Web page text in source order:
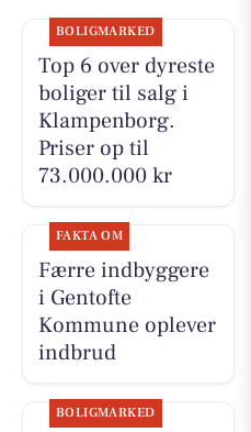
BOLIGMARKED
Top 6 over dyreste
boliger til salg i
Klampenborg.
Priser op til
73.000.000 kr
FAKTA OM
Færre indbyggere
i Gentofte
Kommune oplever
indbrud
BOLIGMARKED